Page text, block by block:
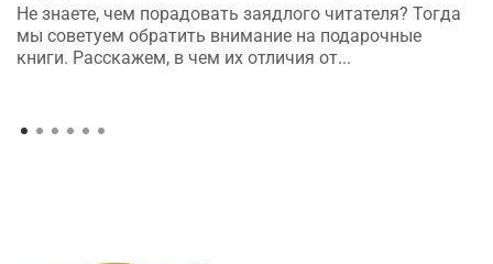
Не знаете, чем порадовать заядлого читателя? Тогда
мы советуем обратить внимание на подарочные
книги. Расскажем, в чем их отличия от...